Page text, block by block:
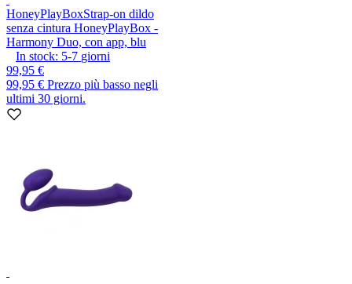
HoneyPlayBoxStrap-on dildo
senza cintura HoneyPlayBox -
Harmony Duo, con app, blu
In stock: 5-7 giorni
99,95 €
99,95 € Prezzo più basso negli
ultimi 30 giorni.